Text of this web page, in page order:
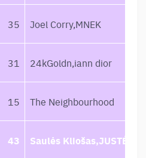
35 Joel Corry,MNEK
31 24kGoldn,iann dior
15 The Neighbourhood
43 Saulės Kliošas,JUSTÉ